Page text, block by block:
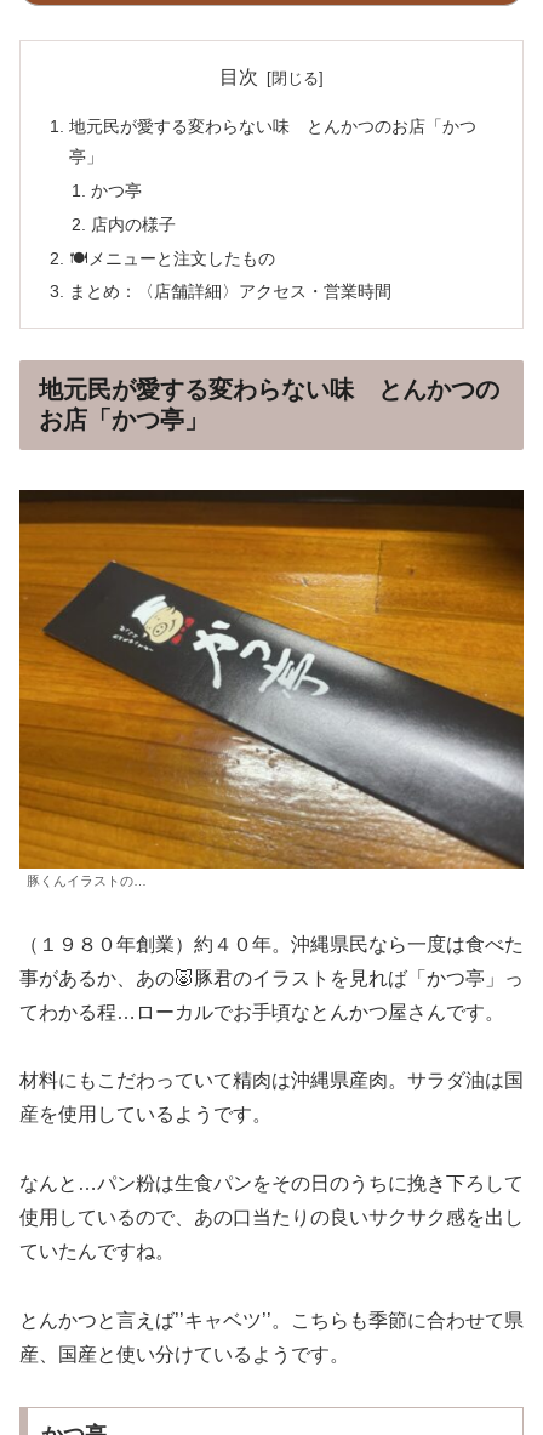
目次
地元民が愛する変わらない味 とんかつのお店「かつ
亭」
かつ亭
店内の様子
🍽メニューと注文したもの
まとめ：〈店舗詳細〉アクセス・営業時間
地元民が愛する変わらない味 とんかつの
お店「かつ亭」
豚くんイラストの…
（１９８０年創業）約４０年。沖縄県民なら一度は食べた
事があるか、あの🐷豚君のイラストを見れば「かつ亭」っ
てわかる程…ローカルでお手頃なとんかつ屋さんです。
材料にもこだわっていて精肉は沖縄県産肉。サラダ油は国
産を使用しているようです。
なんと…パン粉は生食パンをその日のうちに挽き下ろして
使用しているので、あの口当たりの良いサクサク感を出し
ていたんですね。
とんかつと言えば’’キャベツ’’。こちらも季節に合わせて県
産、国産と使い分けているようです。